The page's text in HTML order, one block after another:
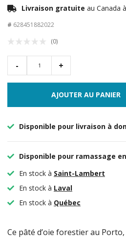
Livraison gratuite au Canada
# 628451882022
(0)
- +
AJOUTER AU PANIER
Disponible pour livraison à
Disponible pour ramassage
En stock à Saint-Lambert
En stock à Laval
En stock à Québec
Ce pâté d’oie forestier au